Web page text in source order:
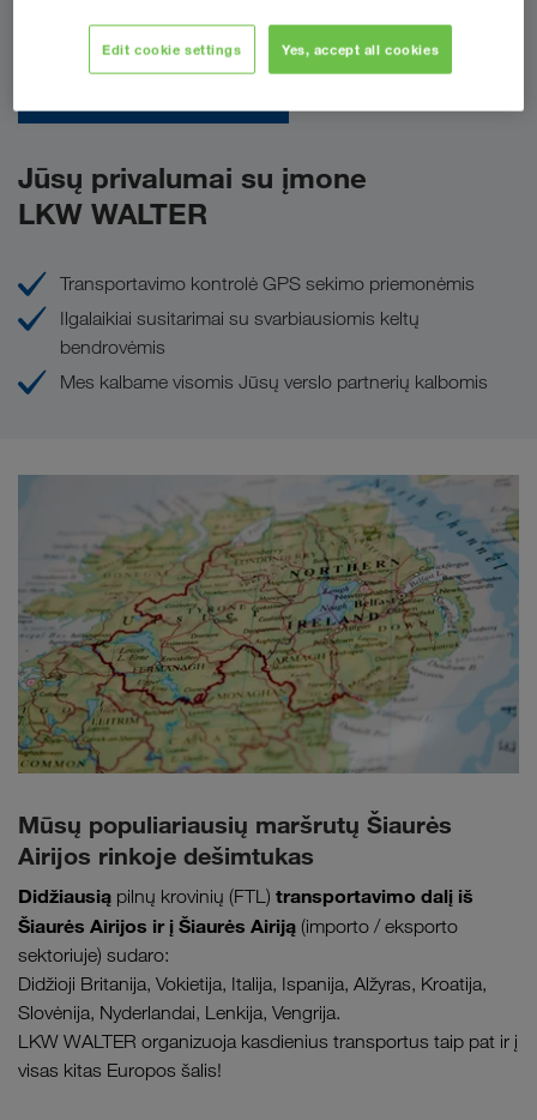
Jūsų privalumai su įmone
LKW WALTER
Transportavimo kontrolė GPS sekimo priemonėmis
Ilgalaikiai susitarimai su svarbiausiomis keltų
bendrovėmis
Mes kalbame visomis Jūsų verslo partnerių kalbomis
Mūsų populiariausių maršrutų Šiaurės
Airijos rinkoje dešimtukas
Didžiausią pilnų krovinių (FTL) transportavimo dalį iš
Šiaurės Airijos ir į Šiaurės Airiją (importo / eksporto
sektoriuje) sudaro:
Didžioji Britanija, Vokietija, Italija, Ispanija, Alžyras, Kroatija,
Slovėnija, Nyderlandai, Lenkija, Vengrija.
LKW WALTER organizuoja kasdienius transportus taip pat ir į
visas kitas Europos šalis!
Edit cookie settings Yes, accept all cookies